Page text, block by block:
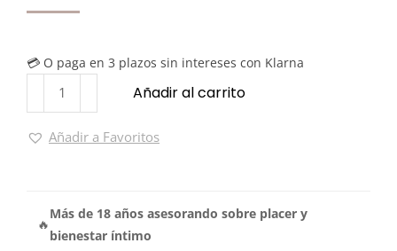
💳 O paga en 3 plazos sin intereses con Klarna
Añadir al carrito
Añadir a Favoritos
🔥
Más de 18 años asesorando sobre placer y
bienestar íntimo